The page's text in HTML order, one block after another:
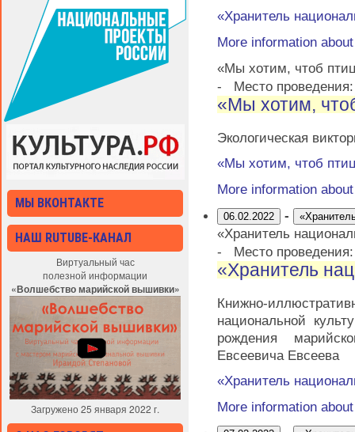
МЫ ВКОНТАКТЕ
НАШ RUTUBE-КАНАЛ
Виртуальный час
полезной информации
«Волшебство марийской вышивки»
Загружено 25 января 2022 г.
«Хранитель
More information
«Мы хотим, чтоб
-
Место проведения:
«Мы хотим,
Экологическая
«Мы хотим, чтоб
More information
06.02.2022 -
«Хранитель
-
Место
«Хранитель
Книжно-
национальной
рождения
Евсеевича Евсеева
«Хранитель
More information